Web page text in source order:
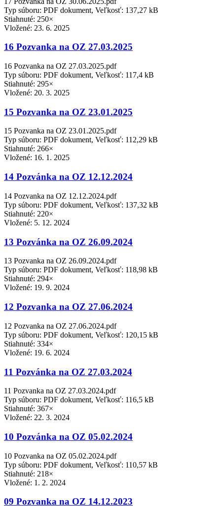
Typ súboru: PDF dokument, Veľkosť: 137,27 kB
Stiahnuté: 250×
Vložené: 23. 6. 2025
16 Pozvanka na OZ 27.03.2025
16 Pozvanka na OZ 27.03.2025.pdf
Typ súboru: PDF dokument, Veľkosť: 117,4 kB
Stiahnuté: 295×
Vložené: 20. 3. 2025
15 Pozvanka na OZ 23.01.2025
15 Pozvanka na OZ 23.01.2025.pdf
Typ súboru: PDF dokument, Veľkosť: 112,29 kB
Stiahnuté: 266×
Vložené: 16. 1. 2025
14 Pozvánka na OZ 12.12.2024
14 Pozvanka na OZ 12.12.2024.pdf
Typ súboru: PDF dokument, Veľkosť: 137,32 kB
Stiahnuté: 220×
Vložené: 5. 12. 2024
13 Pozvánka na OZ 26.09.2024
13 Pozvanka na OZ 26.09.2024.pdf
Typ súboru: PDF dokument, Veľkosť: 118,98 kB
Stiahnuté: 294×
Vložené: 19. 9. 2024
12 Pozvanka na OZ 27.06.2024
12 Pozvanka na OZ 27.06.2024.pdf
Typ súboru: PDF dokument, Veľkosť: 120,15 kB
Stiahnuté: 334×
Vložené: 19. 6. 2024
11 Pozvánka na OZ 27.03.2024
11 Pozvanka na OZ 27.03.2024.pdf
Typ súboru: PDF dokument, Veľkosť: 116,5 kB
Stiahnuté: 367×
Vložené: 22. 3. 2024
10 Pozvánka na OZ 05.02.2024
10 Pozvanka na OZ 05.02.2024.pdf
Typ súboru: PDF dokument, Veľkosť: 110,57 kB
Stiahnuté: 218×
Vložené: 1. 2. 2024
09 Pozvanka na OZ 14.12.2023